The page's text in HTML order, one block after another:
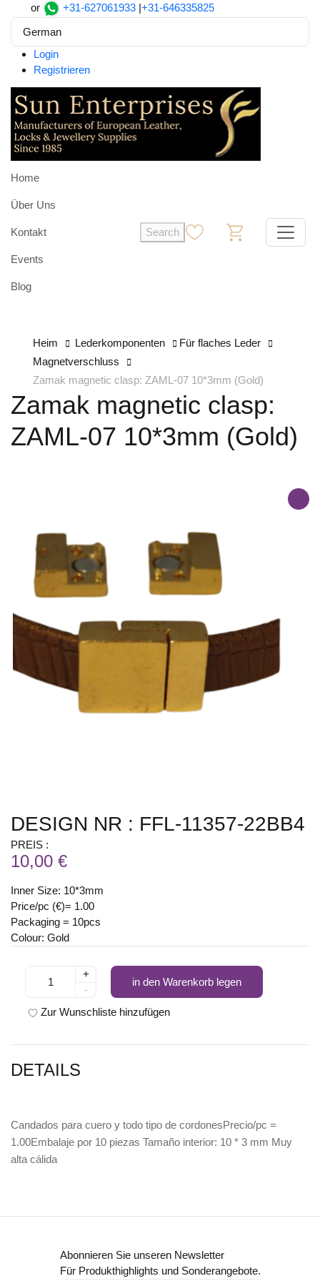
or +31-627061933 |+31-646335825
German
Login
Registrieren
Home
Über Uns
Kontakt
Events
Blog
Search
Heim Lederkomponenten
Für flaches Leder
Magnetverschluss
Zamak magnetic clasp: ZAML-07 10*3mm (Gold)
Zamak magnetic clasp:
ZAML-07 10*3mm (Gold)
DESIGN NR : FFL-11357-22BB4
PREIS :
10,00 €
Inner Size: 10*3mm
Price/pc (€)= 1.00
Packaging = 10pcs
Colour: Gold
+
-
in den Warenkorb legen
Zur Wunschliste hinzufügen
DETAILS
Candados para cuero y todo tipo de cordonesPrecio/pc =
1.00Embalaje por 10 piezas Tamaño interior: 10 * 3 mm Muy
alta cálida
Abonnieren Sie unseren Newsletter
Für Produkthighlights und Sonderangebote.